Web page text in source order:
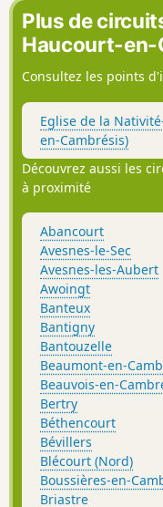
détour de ruelles
paysages bucoliques,
vivifiante et pleine de
Plus de
Haucourt-en-
Consultez les points
Eglise de la
en-Cambrésis)
Découvrez aussi les
à proximité
Abancourt
Avesnes-le-Sec
Avesnes-les-Aubert
Awoingt
Banteux
Bantigny
Bantouzelle
Beaumont-en-
Beauvois-en-
Bertry
Béthencourt
Bévillers
Blécourt (Nord)
Boussières-en-
Briastre